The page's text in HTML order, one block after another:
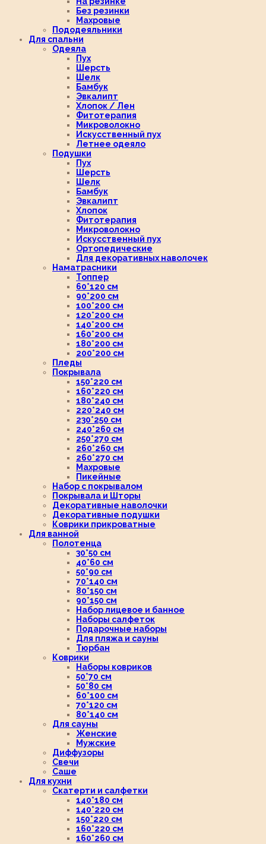
Без резинки
Махровые
Пододеяльники
Для спальни
Одеяла
Пух
Шерсть
Шелк
Бамбук
Эвкалипт
Хлопок / Лен
Фитотерапия
Микроволокно
Искусственный пух
Летнее одеяло
Подушки
Пух
Шерсть
Шелк
Бамбук
Эвкалипт
Хлопок
Фитотерапия
Микроволокно
Искусственный пух
Ортопедические
Для декоративных наволочек
Наматрасники
Топпер
60*120 см
90*200 см
100*200 см
120*200 см
140*200 см
160*200 см
180*200 см
200*200 см
Пледы
Покрывала
150*220 см
160*220 см
180*240 см
220*240 см
230*250 см
240*260 см
250*270 см
260*260 см
260*270 см
Махровые
Пикейные
Набор с покрывалом
Покрывала и Шторы
Декоративные наволочки
Декоративные подушки
Коврики прикроватные
Для ванной
Полотенца
30*50 см
40*60 см
50*90 см
70*140 см
80*150 см
90*150 см
Набор лицевое и банное
Наборы салфеток
Подарочные наборы
Для пляжа и сауны
Тюрбан
Коврики
Наборы ковриков
50*70 см
50*80 см
60*100 см
70*120 см
80*140 см
Для сауны
Женские
Мужские
Диффузоры
Свечи
Саше
Для кухни
Скатерти и салфетки
140*180 см
140*220 см
150*220 см
160*220 см
160*260 см